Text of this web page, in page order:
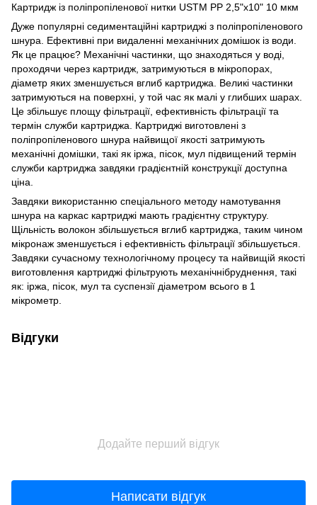
Картридж із поліпропіленової нитки USTM PP 2,5"x10" 10 мкм
Дуже популярні седиментаційні картриджі з поліпропіленового
шнура. Ефективні при видаленні механічних домішок із води.
Як це працює? Механічні частинки, що знаходяться у воді,
проходячи через картридж, затримуються в мікропорах,
діаметр яких зменшується вглиб картриджа. Великі частинки
затримуються на поверхні, у той час як малі у глибших шарах.
Це збільшує площу фільтрації, ефективність фільтрації та
термін служби картриджа. Картриджі виготовлені з
поліпропіленового шнура найвищої якості затримують
механічні домішки, такі як іржа, пісок, мул підвищений термін
служби картриджа завдяки градієнтній конструкції доступна
ціна.
Завдяки використанню спеціального методу намотування
шнура на каркас картриджі мають градієнтну структуру.
Щільність волокон збільшується вглиб картриджа, таким чином
мікронаж зменшується і ефективність фільтрації збільшується.
Завдяки сучасному технологічному процесу та найвищій якості
виготовлення картриджі фільтрують механічнібруднення, такі
як: іржа, пісок, мул та суспензії діаметром всього в 1
мікрометр.
Відгуки
Додайте перший відгук
Написати відгук